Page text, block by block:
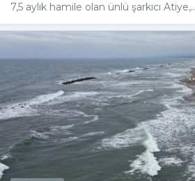
7,5 aylık hamile olan ünlü şarkıcı